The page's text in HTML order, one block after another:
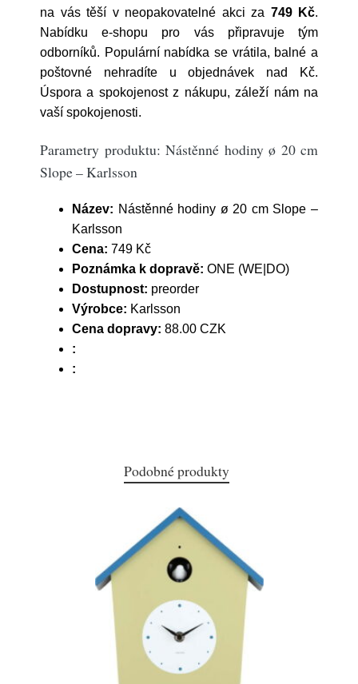
na vás těší v neopakovatelné akci za 749 Kč.
Nabídku e-shopu pro vás připravuje tým
odborníků. Populární nabídka se vrátila, balné a
poštovné nehradíte u objednávek nad Kč.
Úspora a spokojenost z nákupu, záleží nám na
vaší spokojenosti.
Parametry produktu: Nástěnné hodiny ø 20 cm
Slope – Karlsson
Název: Nástěnné hodiny ø 20 cm Slope –
Karlsson
Cena: 749 Kč
Poznámka k dopravě: ONE (WE|DO)
Dostupnost: preorder
Výrobce: Karlsson
Cena dopravy: 88.00 CZK
:
:
Podobné produkty